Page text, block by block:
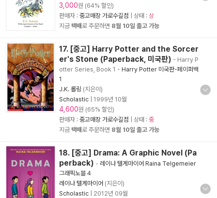
3,000원 (64% 할인)
판매자 : 중고매장 가로수길점 | 상태 : 상
지금 택배로 주문하면 8월 10일 출고 가능
17. [중고] Harry Potter and the Sorcer
er's Stone (Paperback, 미국판) - Harry P
otter Series, Book 1 - Harry Potter 미국판-페이퍼백
1
J.K. 롤링 (지은이)
Scholastic
1999년 10월
4,600원 (65% 할인)
판매자 : 중고매장 가로수길점 | 상태 : 중
지금 택배로 주문하면 8월 10일 출고 가능
18. [중고] Drama: A Graphic Novel (Pa
perback) - 레이나 텔게마이어 Raina Telgemeier
그래픽노블 4
레이나 텔게마이어 (지은이)
Scholastic
2012년 09월